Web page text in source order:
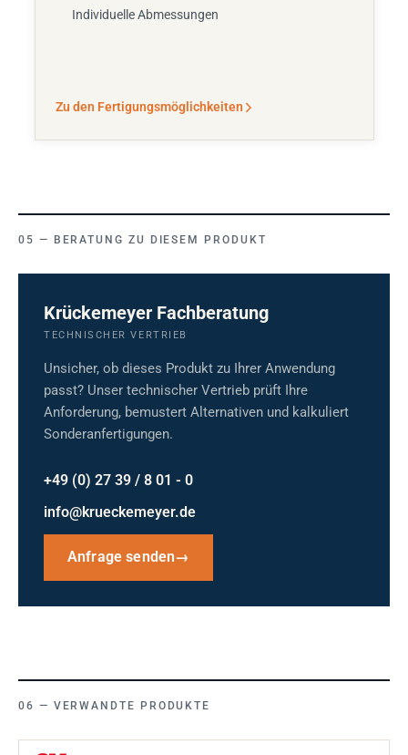
Individuelle Abmessungen
Zu den Fertigungsmöglichkeiten
BERATUNG ZU DIESEM PRODUKT
Krückemeyer Fachberatung
TECHNISCHER VERTRIEB
Unsicher, ob dieses Produkt zu Ihrer Anwendung
passt? Unser technischer Vertrieb prüft Ihre
Anforderung, bemustert Alternativen und kalkuliert
Sonderanfertigungen.
+49 (0) 27 39 / 8 01 - 0
info@krueckemeyer.de
Anfrage senden→
VERWANDTE PRODUKTE